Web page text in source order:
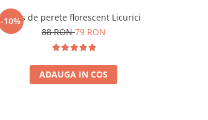
-10%
Ceas de perete florescent Licurici
88 RON79 RON
ADAUGA IN COS